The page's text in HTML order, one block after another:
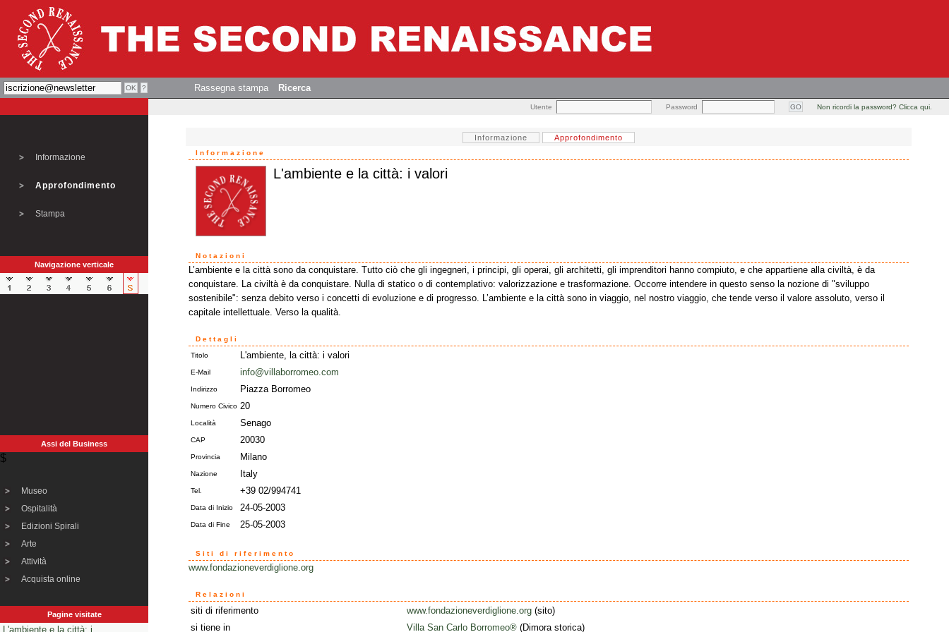
Rassegna stampa Ricerca
Utente Password Non ricordi la password? Clicca qui.
Informazione
Approfondimento
Stampa
Navigazione verticale
Assi del Business
$
Museo
Ospitalità
Edizioni Spirali
Arte
Attività
Acquista online
Pagine visitate
L'ambiente e la città: i...
Informazione Approfondimento
Informazione
L'ambiente e la città: i valori
Notazioni
L’ambiente e la città sono da conquistare. Tutto ciò che gli ingegneri, i principi, gli operai, gli architetti, gli imprenditori hanno compiuto, e che appartiene alla civiltà, è da
conquistare. La civiltà è da conquistare. Nulla di statico o di contemplativo: valorizzazione e trasformazione. Occorre intendere in questo senso la nozione di "sviluppo
sostenibile": senza debito verso i concetti di evoluzione e di progresso. L’ambiente e la città sono in viaggio, nel nostro viaggio, che tende verso il valore assoluto, verso il
capitale intellettuale. Verso la qualità.
Dettagli
Titolo L'ambiente, la città: i valori
E-Mail info@villaborromeo.com
Indirizzo Piazza Borromeo
Numero Civico 20
Località Senago
CAP 20030
Provincia Milano
Nazione Italy
Tel. +39 02/994741
Data di Inizio 24-05-2003
Data di Fine 25-05-2003
Siti di riferimento
www.fondazioneverdiglione.org
Relazioni
siti di riferimento www.fondazioneverdiglione.org (sito)
si tiene in
Villa San Carlo Borromeo® (Dimora storica)